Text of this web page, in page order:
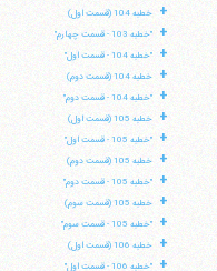
+ خطبه 104 (قسمت اول)
+ "خطبه 103 - قسمت چهارم"
+ "خطبه 104 - قسمت اول"
+ خطبه 104 (قسمت دوم)
+ "خطبه 104 - قسمت دوم"
+ خطبه 105 (قسمت اول)
+ "خطبه 105 - قسمت اول"
+ خطبه 105 (قسمت دوم)
+ "خطبه 105 - قسمت دوم"
+ خطبه 105 (قسمت سوم)
+ "خطبه 105 - قسمت سوم"
+ خطبه 106 (قسمت اول)
+ "خطبه 106 - قسمت اول"